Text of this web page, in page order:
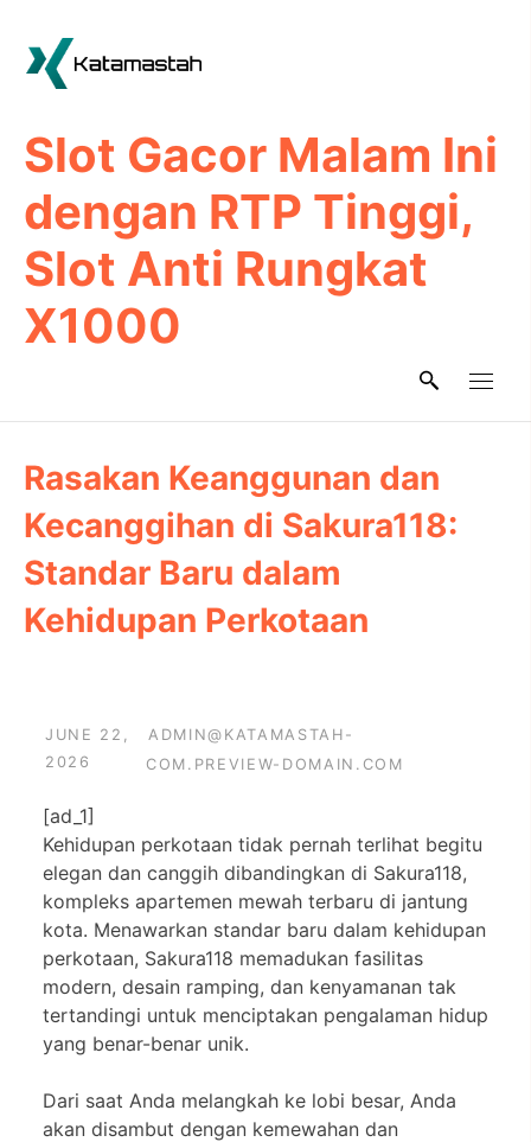
content
Slot Gacor Malam Ini
dengan RTP Tinggi,
Slot Anti Rungkat
X1000
Rasakan Keanggunan dan
Kecanggihan di Sakura118:
Standar Baru dalam
Kehidupan Perkotaan
JUNE 22,
2026
ADMIN@KATAMASTAH-
COM.PREVIEW-DOMAIN.COM
[ad_1]
Kehidupan perkotaan tidak pernah terlihat begitu
elegan dan canggih dibandingkan di Sakura118,
kompleks apartemen mewah terbaru di jantung
kota. Menawarkan standar baru dalam kehidupan
perkotaan, Sakura118 memadukan fasilitas
modern, desain ramping, dan kenyamanan tak
tertandingi untuk menciptakan pengalaman hidup
yang benar-benar unik.
Dari saat Anda melangkah ke lobi besar, Anda
akan disambut dengan kemewahan dan